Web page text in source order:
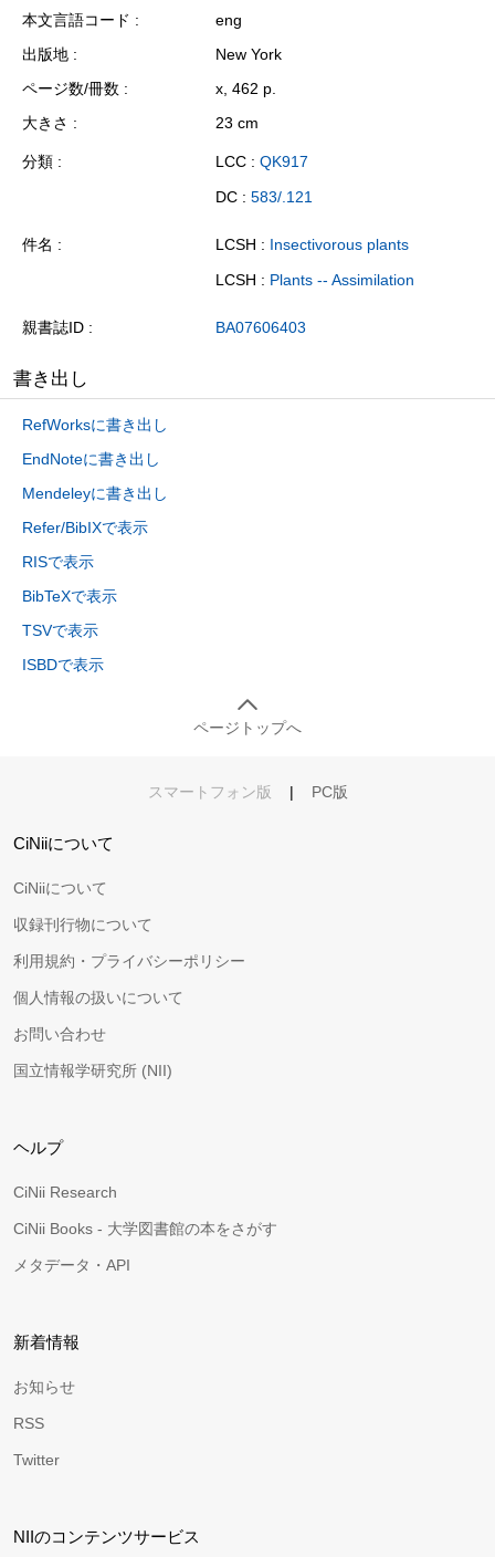
本文言語コード
eng
出版地
New York
ページ数/冊数
x, 462 p.
大きさ
23 cm
分類 LCC : QK917
DC : 583/.121
件名 LCSH : Insectivorous plants
LCSH : Plants -- Assimilation
親書誌ID BA07606403
書き出し
RefWorksに書き出し
EndNoteに書き出し
Mendeleyに書き出し
Refer/BibIXで表示
RISで表示
BibTeXで表示
TSVで表示
ISBDで表示
ページトップへ
スマートフォン版 | PC版
CiNiiについて
CiNiiについて
収録刊行物について
利用規約・プライバシーポリシー
個人情報の扱いについて
お問い合わせ
国立情報学研究所 (NII)
ヘルプ
CiNii Research
CiNii Books - 大学図書館の本をさがす
メタデータ・API
新着情報
お知らせ
RSS
Twitter
NIIのコンテンツサービス